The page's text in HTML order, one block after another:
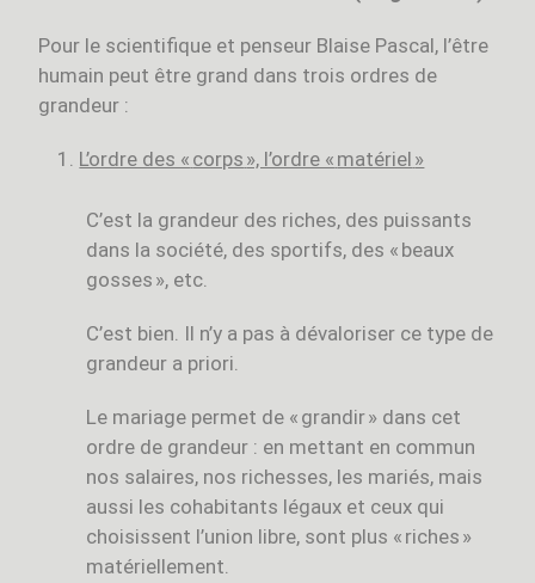
Pour le scientifique et penseur Blaise Pascal, l’être
humain peut être grand dans trois ordres de
grandeur :
L’ordre des « corps », l’ordre « matériel »
C’est la grandeur des riches, des puissants
dans la société, des sportifs, des « beaux
gosses », etc.
C’est bien. Il n’y a pas à dévaloriser ce type de
grandeur a priori.
Le mariage permet de « grandir » dans cet
ordre de grandeur : en mettant en commun
nos salaires, nos richesses, les mariés, mais
aussi les cohabitants légaux et ceux qui
choisissent l’union libre, sont plus « riches »
matériellement.